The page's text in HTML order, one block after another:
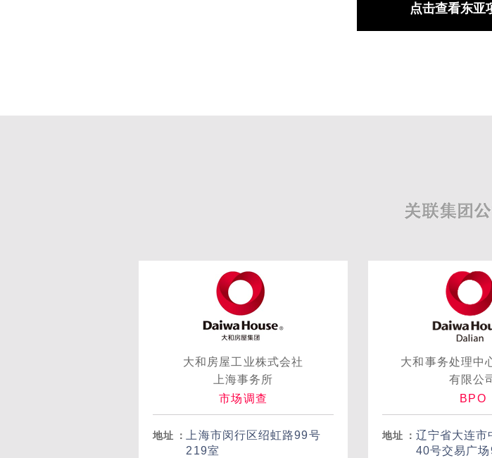
点击查看东亚
大和房屋工业株式会社
上海事务所
市场调查
地址 ：
上海市闵行区绍虹路99号
219室
大和事务处理中
有限公
BPO
地址 ：辽宁省大连市
40号交易广